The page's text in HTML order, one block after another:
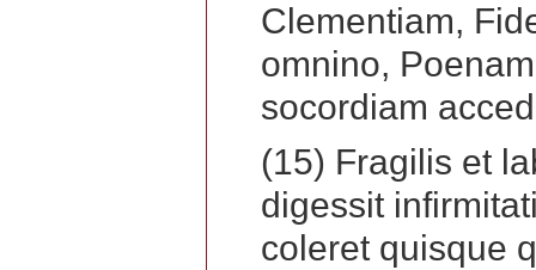
Clementiam,
omnino,
socordiam
(15) Fragilis et
digessit
coleret quisque